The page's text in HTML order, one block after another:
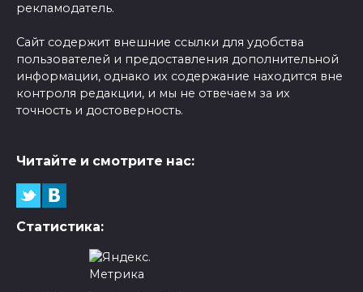
рекламодатель.
Сайт содержит внешние ссылки для удобства
пользователей и предоставления дополнительной
информации, однако их содержание находится вне
контроля редакции, и мы не отвечаем за их
точность и достоверность.
Читайте и смотрите нас:
Статистика: